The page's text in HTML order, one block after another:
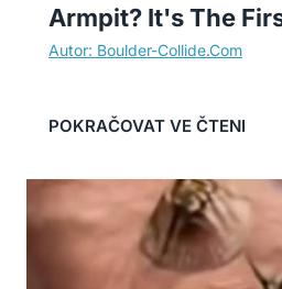
Armpit? It's The